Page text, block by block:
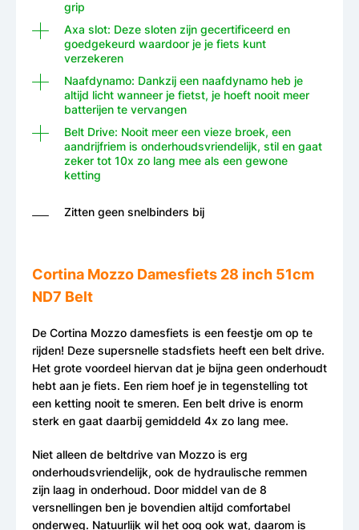
grip
Axa slot: Deze sloten zijn gecertificeerd en
goedgekeurd waardoor je je fiets kunt
verzekeren
Naafdynamo: Dankzij een naafdynamo heb je
altijd licht wanneer je fietst, je hoeft nooit meer
batterijen te vervangen
Belt Drive: Nooit meer een vieze broek, een
aandrijfriem is onderhoudsvriendelijk, stil en gaat
zeker tot 10x zo lang mee als een gewone
ketting
Zitten geen snelbinders bij
Cortina Mozzo Damesfiets 28 inch 51cm
ND7 Belt
De Cortina Mozzo damesfiets is een feestje om op te
rijden! Deze supersnelle stadsfiets heeft een belt drive.
Het grote voordeel hiervan dat je bijna geen onderhoudt
hebt aan je fiets. Een riem hoef je in tegenstelling tot
een ketting nooit te smeren. Een belt drive is enorm
sterk en gaat daarbij gemiddeld 4x zo lang mee.
Niet alleen de beltdrive van Mozzo is erg
onderhoudsvriendelijk, ook de hydraulische remmen
zijn laag in onderhoud. Door middel van de 8
versnellingen ben je bovendien altijd comfortabel
onderweg. Natuurlijk wil het oog ook wat, daarom is